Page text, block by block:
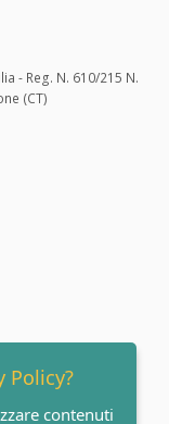
- Reg. N. 610/215 N.
(CT)
Policy?
contenuti